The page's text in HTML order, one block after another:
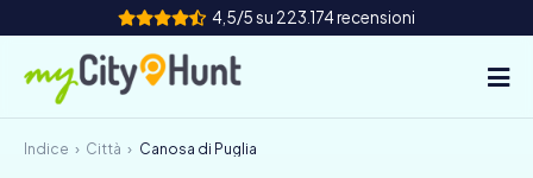
4,5/5 su 223.174 recensioni
Come funziona
Indice Città Canosa di Puglia